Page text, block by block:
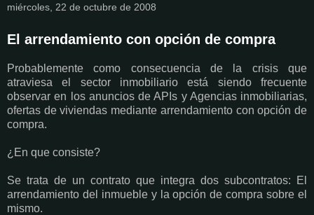
miércoles, 22 de octubre de 2008
El arrendamiento con opción de compra
Probablemente como consecuencia de la crisis que
atraviesa el sector inmobiliario está siendo frecuente
observar en los anuncios de APIs y Agencias inmobiliarias,
ofertas de viviendas mediante arrendamiento con opción de
compra.
¿En que consiste?
Se trata de un contrato que integra dos subcontratos: El
arrendamiento del inmueble y la opción de compra sobre el
mismo.